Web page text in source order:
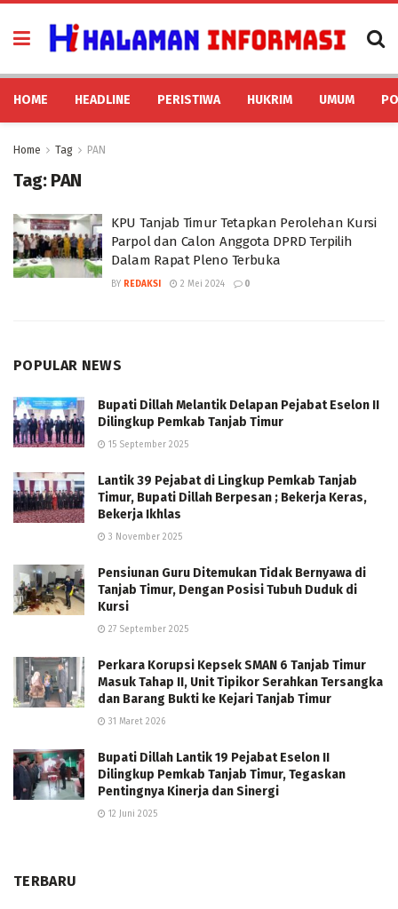
HOME HEADLINE PERISTIWA HUKRIM UMUM
Home Tag PAN
Tag: PAN
KPU Tanjab Timur Tetapkan Perolehan Kursi
Parpol dan Calon Anggota DPRD Terpilih
Dalam Rapat Pleno Terbuka
BY REDAKSI 2 Mei 2024 0
POPULAR NEWS
Bupati Dillah Melantik Delapan Pejabat Eselon II
Dilingkup Pemkab Tanjab Timur
15 September 2025
Lantik 39 Pejabat di Lingkup Pemkab Tanjab
Timur, Bupati Dillah Berpesan ; Bekerja Keras,
Bekerja Ikhlas
3 November 2025
Pensiunan Guru Ditemukan Tidak Bernyawa di
Tanjab Timur, Dengan Posisi Tubuh Duduk di
Kursi
27 September 2025
Perkara Korupsi Kepsek SMAN 6 Tanjab Timur
Masuk Tahap II, Unit Tipikor Serahkan Tersangka
dan Barang Bukti ke Kejari Tanjab Timur
31 Maret 2026
Bupati Dillah Lantik 19 Pejabat Eselon II
Dilingkup Pemkab Tanjab Timur, Tegaskan
Pentingnya Kinerja dan Sinergi
12 Juni 2025
TERBARU